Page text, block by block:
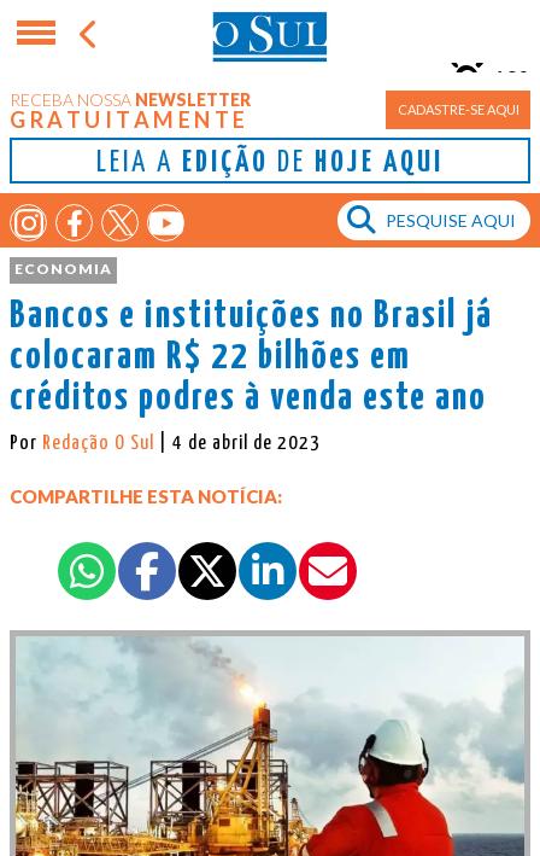
RECEBA NOSSA NEWSLETTER
GRATUITAMENTE CADASTRE-SE AQUI
LEIA A EDIÇÃO DE HOJE AQUI
Porto Alegre
10°
ECONOMIA
Bancos e instituições no Brasil já
colocaram R$ 22 bilhões em
créditos podres à venda este ano
Por Redação O Sul | 4 de abril de 2023
COMPARTILHE ESTA NOTÍCIA: